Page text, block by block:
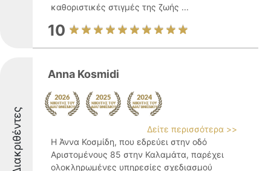
καθοριστικές στιγμές της ζωής ...
10
Διακριθέντες
Anna Kosmidi
Δείτε περισσότερα >>
Η Άννα Κοσμίδη, που εδρεύει στην οδό
Αριστομένους 85 στην Καλαμάτα, παρέχει
ολοκληρωμένες υπηρεσίες σχεδιασμού